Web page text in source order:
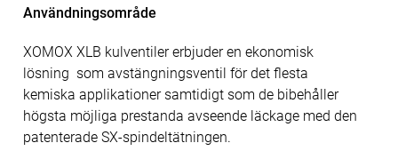
Användningsområde
XOMOX XLB kulventiler erbjuder en ekonomisk
lösning som avstängningsventil för det flesta
kemiska applikationer samtidigt som de bibehåller
högsta möjliga prestanda avseende läckage med den
patenterade SX-spindeltätningen.